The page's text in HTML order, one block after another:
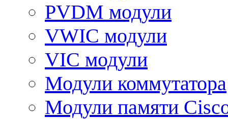
PVDM модули
VWIC модули
VIC модули
Модули коммутатора
Модули памяти